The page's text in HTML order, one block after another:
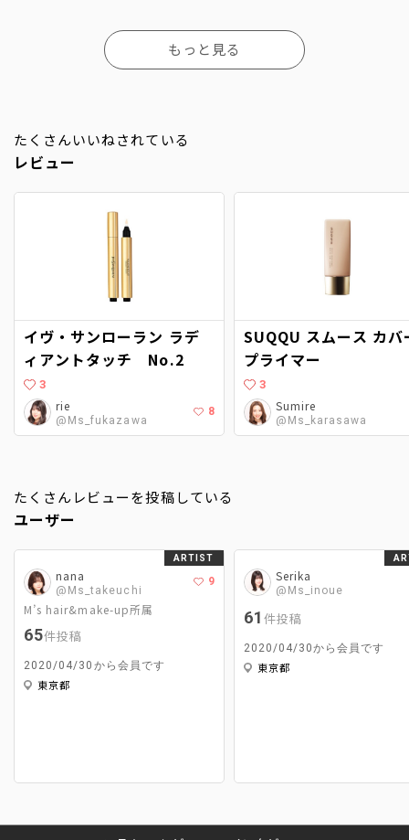
もっと見る
たくさんいいねされている
レビュー
イヴ・サンローラン ラデ
ィアントタッチ No.2
3
rie
@Ms_fukazawa
8
SUQQU スムース カバ
プライマー
3
Sumire
@Ms_karasawa
たくさんレビューを投稿している
ユーザー
nana
@Ms_takeuchi
9
M’s hair&make-up所属
65件投稿
2020/04/30から会員です
東京都
ARTIST
Serika
@Ms_inoue
61 件投稿
2020/04/30から会員です
東京都